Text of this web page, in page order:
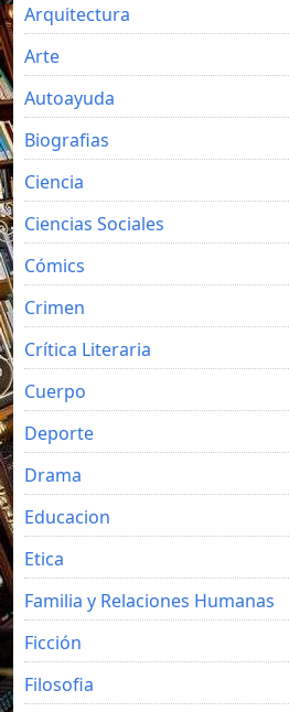
Arquitectura
Arte
Autoayuda
Biografias
Ciencia
Ciencias Sociales
Cómics
Crimen
Crítica Literaria
Cuerpo
Deporte
Drama
Educacion
Etica
Familia y Relaciones Humanas
Ficción
Filosofia